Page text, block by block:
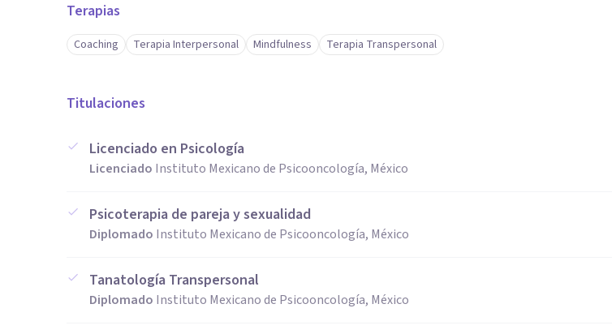
Terapias
Coaching Terapia Interpersonal Mindfulness Terapia Transpersonal
Titulaciones
Licenciado en Psicología
Licenciado Instituto Mexicano de Psicooncología, México
Psicoterapia de pareja y sexualidad
Diplomado Instituto Mexicano de Psicooncología, México
Tanatología Transpersonal
Diplomado Instituto Mexicano de Psicooncología, México